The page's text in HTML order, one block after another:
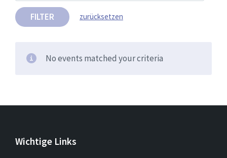
FILTER zurücksetzen
No events matched your criteria
Wichtige Links